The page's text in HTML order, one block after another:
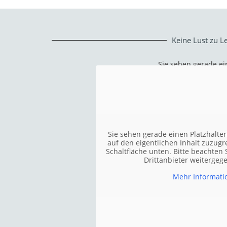
Keine Lust zu
Sie sehen gerade
Sie sehen gerade
Sie sehen gerade einen
auf den eigentlichen Inhalt
Schaltfläche unten. Bitte beachten
Drittanbieter
Mehr